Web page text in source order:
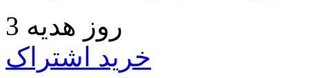
3 روز هدیه
خرید اشتراک